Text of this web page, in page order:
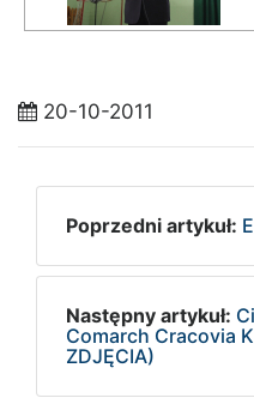
20-10-2011
Poprzedni artykuł:
Następny artykuł:
Comarch Cracovia
ZDJĘCIA)